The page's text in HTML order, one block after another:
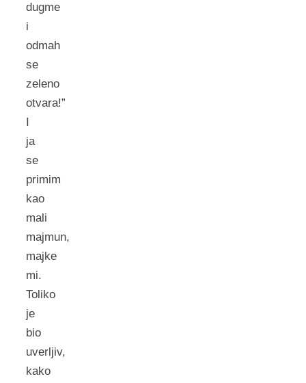
dugme
i
odmah
se
zeleno
otvara!”
I
ja
se
primim
kao
mali
majmun,
majke
mi.
Toliko
je
bio
uverljiv,
kako